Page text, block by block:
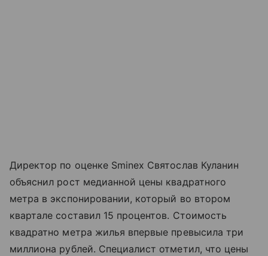
Директор по оценке Sminex Святослав Куланин
объяснил рост медианной цены квадратного
метра в экспонировании, который во втором
квартале составил 15 процентов. Стоимость
квадратно метра жилья впервые превысила три
миллиона рублей. Специалист отметил, что цены